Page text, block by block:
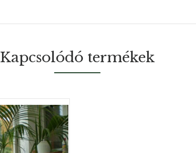
Kapcsolódó termékek